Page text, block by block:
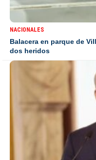
NACIONALES
Balacera en parque de
dos heridos